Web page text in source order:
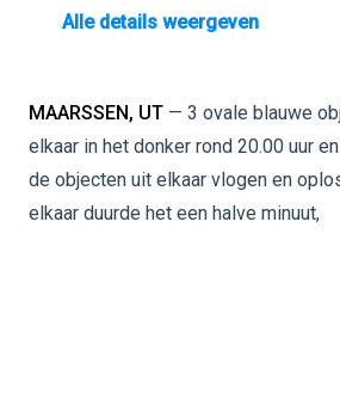
Alle details weergeven
MAARSSEN, UT — 3 ovale blauwe
elkaar in het donker rond 20.00 uur
de objecten uit elkaar vlogen en
elkaar duurde het een halve minuut,